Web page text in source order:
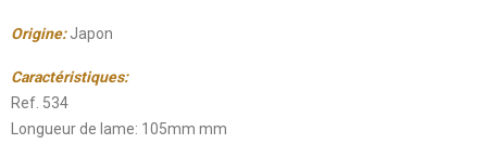
Origine:Japon
Caractéristiques:
Ref. 534
Longueur de lame: 105mm mm